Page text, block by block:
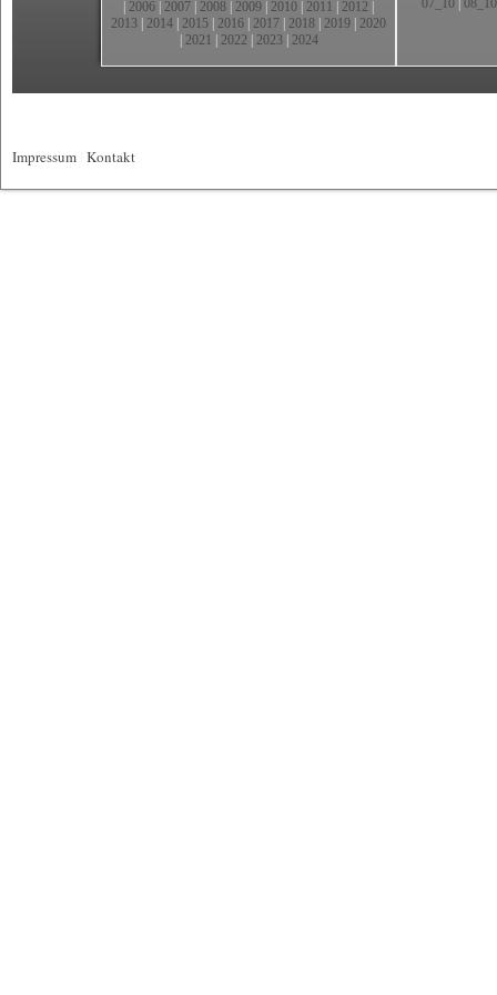
2006 2007 2008 2009 2010 2011 2012
2013 2014 2015 2016 2017 2018 2019 2020
2021 2022 2023| 2024
07_10 08_10
Impressum Kontakt